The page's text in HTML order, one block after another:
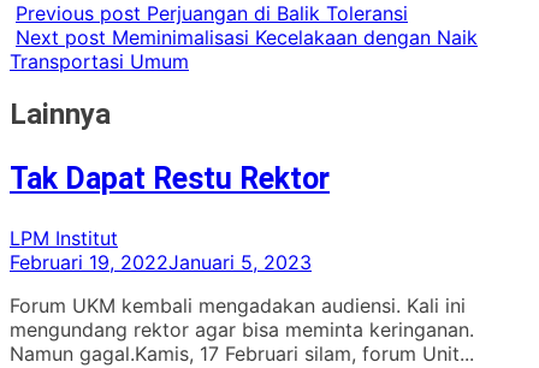
Previous post Perjuangan di Balik Toleransi
Next post Meminimalisasi Kecelakaan dengan Naik
Transportasi Umum
Lainnya
Tak Dapat Restu Rektor
LPM Institut
Februari 19, 2022Januari 5, 2023
Forum UKM kembali mengadakan audiensi. Kali ini
mengundang rektor agar bisa meminta keringanan.
Namun gagal.Kamis, 17 Februari silam, forum Unit...